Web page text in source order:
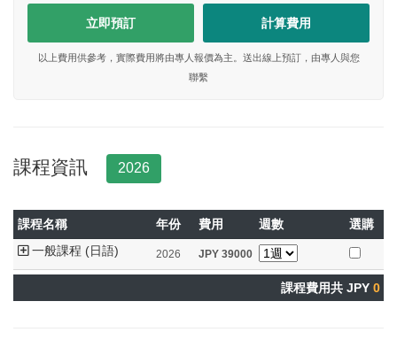
立即預訂 計算費用
以上費用供參考，實際費用將由專人報價為主。送出線上預訂，由專人與您
聯繫
課程資訊 2026
課程名稱 年份 費用 週數
選購
一般課程 (日語)
2026 JPY 39000
課程費用共 JPY 0